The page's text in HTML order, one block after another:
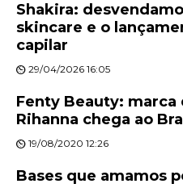
Shakira:
skincare e o
capilar
29/04/2026 16:05
Fenty Beauty:
Rihanna chega ao
19/08/2020 12:26
Bases que amamos